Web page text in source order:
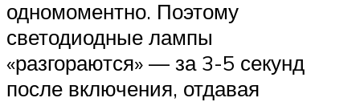
одномоментно. Поэтому
светодиодные лампы
«разгораются» — за 3-5 секунд
после включения, отдавая